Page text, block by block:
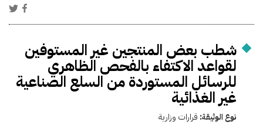
شطب بعض المنتجين غير المستوفين
لقواعد الاكتفاء بالفحص الظاهري
للرسائل المستوردة من السلع الصناعية
غير الغذائية
نوع الوثيقة: قرارات وزارية